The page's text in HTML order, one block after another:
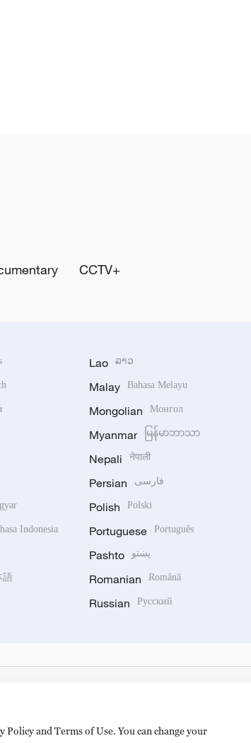
CCTV+
Indonesia
語
Lao ລາວ
Malay Bahasa Melayu
Mongolian Монгол
Myanmar မြန်မာဘာသာ
Nepali नेपाली
Persian فارسی
Polish Polski
Portuguese Português
Pashto پښتو
Romanian Română
Russian Русский
and Terms of Use. You can change your